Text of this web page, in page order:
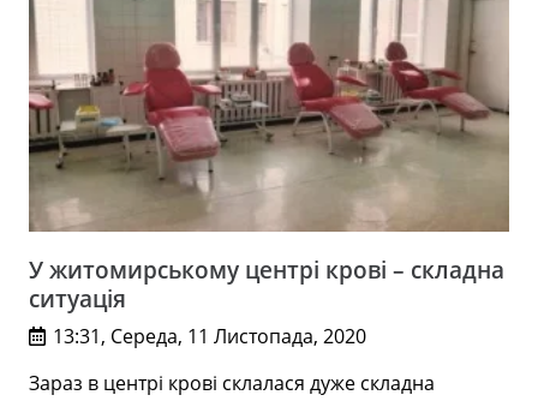
У житомирському центрі крові – складна
ситуація
13:31, Середа, 11 Листопада, 2020
Зараз в центрі крові склалася дуже складна